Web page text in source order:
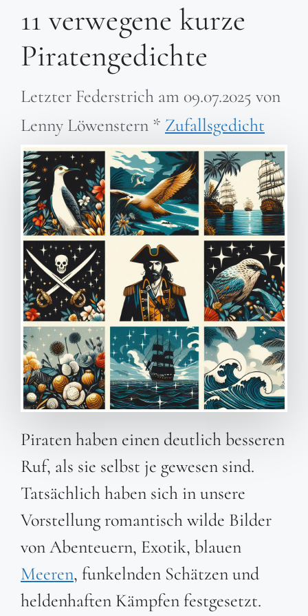
11 verwegene kurze
Piratengedichte
Letzter Federstrich am 09.07.2025 von
Lenny Löwenstern * Zufallsgedicht
Piraten haben einen deutlich besseren
Ruf, als sie selbst je gewesen sind.
Tatsächlich haben sich in unsere
Vorstellung romantisch wilde Bilder
von Abenteuern, Exotik, blauen
Meeren, funkelnden Schätzen und
heldenhaften Kämpfen festgesetzt.